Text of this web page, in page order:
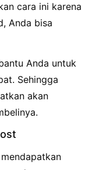
cara ini karena
Anda bisa
Anda untuk
Sehingga
akan